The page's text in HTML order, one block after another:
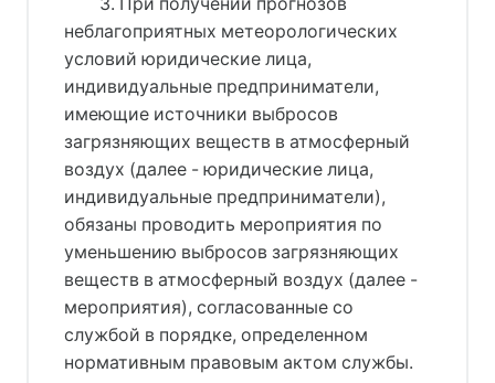
неблагоприятных метеорологических
условий юридические лица,
индивидуальные предприниматели,
имеющие источники выбросов
загрязняющих веществ в атмосферный
воздух (далее - юридические лица,
индивидуальные предприниматели),
обязаны проводить мероприятия по
уменьшению выбросов загрязняющих
веществ в атмосферный воздух (далее -
мероприятия), согласованные со
службой в порядке, определенном
нормативным правовым актом службы.